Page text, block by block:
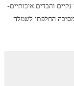
והבדים איכותיים-
החלפתי לשמלה